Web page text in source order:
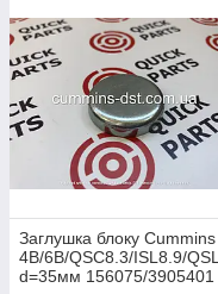
Заглушка блоку Cummins
4B/6B/QSC8.3/ISL8.9/
d=35мм 156075/3905401